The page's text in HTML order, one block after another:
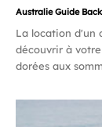
Australie Guide
La location d'un
découvrir à
dorées aux